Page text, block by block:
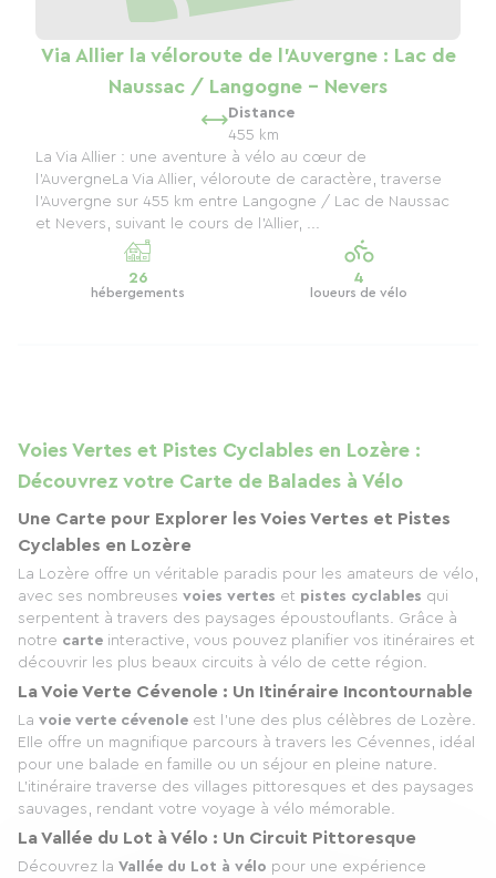
Via Allier la véloroute de l'Auvergne : Lac de
Naussac / Langogne - Nevers
Distance
455 km
La Via Allier : une aventure à vélo au cœur de
l’AuvergneLa Via Allier, véloroute de caractère, traverse
l’Auvergne sur 455 km entre Langogne / Lac de Naussac
et Nevers, suivant le cours de l’Allier, ...
26
hébergements
4
loueurs de vélo
Voies Vertes et Pistes Cyclables en Lozère :
Découvrez votre Carte de Balades à Vélo
Une Carte pour Explorer les Voies Vertes et Pistes
Cyclables en Lozère
La Lozère offre un véritable paradis pour les amateurs de vélo,
avec ses nombreuses voies vertes et pistes cyclables qui
serpentent à travers des paysages époustouflants. Grâce à
notre carte interactive, vous pouvez planifier vos itinéraires et
découvrir les plus beaux circuits à vélo de cette région.
La Voie Verte Cévenole : Un Itinéraire Incontournable
La voie verte cévenole est l'une des plus célèbres de Lozère.
Elle offre un magnifique parcours à travers les Cévennes, idéal
pour une balade en famille ou un séjour en pleine nature.
L’itinéraire traverse des villages pittoresques et des paysages
sauvages, rendant votre voyage à vélo mémorable.
La Vallée du Lot à Vélo : Un Circuit Pittoresque
Découvrez la Vallée du Lot à vélo pour une expérience